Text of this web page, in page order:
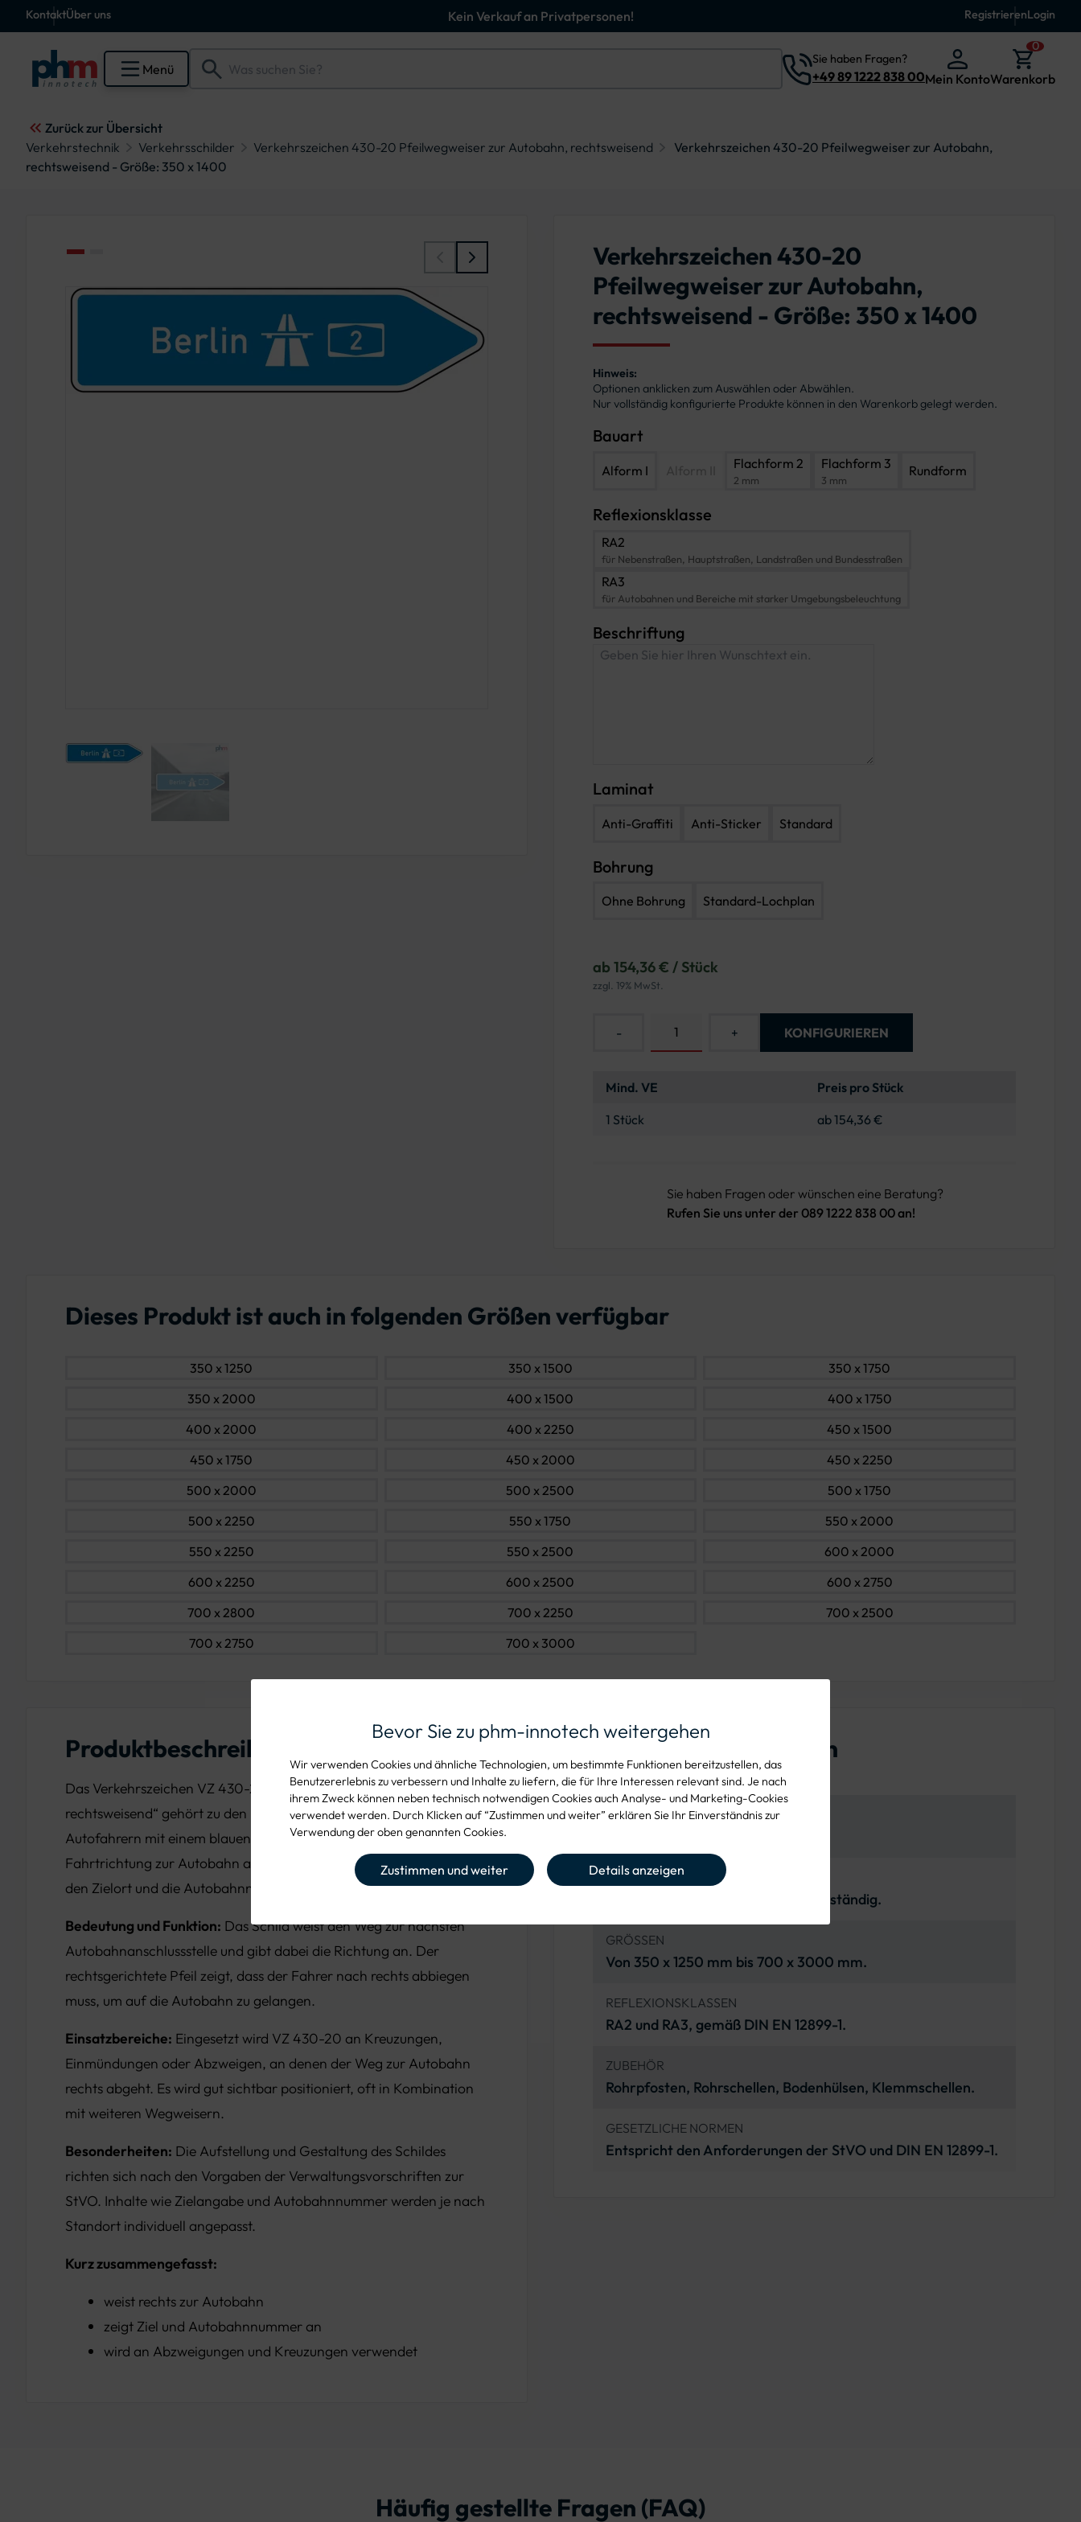
KontaktÜber uns Kein Verkauf an Privatpersonen! RegistrierenLogin
Menü
Sie haben Fragen?
+49 89 1222 838 00Mein Konto
0
Warenkorb
Zurück zur Übersicht
Verkehrstechnik
Verkehrsschilder Verkehrszeichen 430-20 Pfeilwegweiser zur Autobahn, rechtsweisend
Verkehrszeichen 430-20 Pfeilwegweiser zur Autobahn,
rechtsweisend - Größe: 350 x 1400
Bevor Sie zu phm-innotech weitergehen
Wir verwenden Cookies und ähnliche Technologien, um bestimmte Funktionen bereitzustellen, das
Benutzererlebnis zu verbessern und Inhalte zu liefern, die für Ihre Interessen relevant sind. Je nach
ihrem Zweck können neben technisch notwendigen Cookies auch Analyse- und Marketing-Cookies
verwendet werden. Durch Klicken auf “Zustimmen und weiter” erklären Sie Ihr Einverständnis zur
Verwendung der oben genannten Cookies.
Zustimmen und weiter Details anzeigen
Verkehrszeichen 430-20
Pfeilwegweiser zur Autobahn,
rechtsweisend - Größe: 350 x 1400
Hinweis:
Optionen anklicken zum Auswählen oder Abwählen.
Nur vollständig konfigurierte Produkte können in den Warenkorb gelegt werden.
Bauart
Alform I Flachform 2
2 mm
Flachform 3
3 mm
Rundform
Reflexionsklasse
RA2
für Nebenstraßen, Hauptstraßen, Landstraßen und Bundesstraßen
RA3
für Autobahnen und Bereiche mit starker Umgebungsbeleuchtung
Beschriftung
Laminat
Anti-Graffiti Anti-Sticker Standard
Bohrung
Ohne Bohrung Standard-Lochplan
ab 154,36 € / Stück
zzgl. 19% MwSt.
- + KONFIGURIEREN
Mind. VE
Preis pro Stück
1 Stück
ab 154,36 €
Sie haben Fragen oder wünschen eine Beratung?
Rufen Sie uns unter der 089 1222 838 00 an!
Dieses Produkt ist auch in folgenden Größen verfügbar
350 x 1250 350 x 1500
350 x 1750
350 x 2000
400 x 1500
400 x 1750
400 x 2000
400 x 2250
450 x 1500
450 x 1750
450 x 2000
450 x 2250
500 x 2000
500 x 2500
500 x 1750
500 x 2250
550 x 1750
550 x 2000
550 x 2250
550 x 2500
600 x 2000
600 x 2250
600 x 2500
600 x 2750
700 x 2800
700 x 2250
700 x 2500
700 x 2750
700 x 3000
Produktbeschreibung
Das Verkehrszeichen VZ 430-20 „Pfeilwegweiser zur Autobahn,
rechtsweisend“ gehört zu den Richtzeichen der StVO. Es zeigt
Autofahrern mit einem blauen Hintergrund und weißem Pfeil die
Fahrtrichtung zur Autobahn an. Typischerweise enthält es zusätzlich
den Zielort und die Autobahnnummer.
Bedeutung und Funktion: Das Schild weist den Weg zur nächsten
Autobahnanschlussstelle und gibt dabei die Richtung an. Der
rechtsgerichtete Pfeil zeigt, dass der Fahrer nach rechts abbiegen
muss, um auf die Autobahn zu gelangen.
Einsatzbereiche: Eingesetzt wird VZ 430-20 an Kreuzungen,
Einmündungen oder Abzweigen, an denen der Weg zur Autobahn
rechts abgeht. Es wird gut sichtbar positioniert, oft in Kombination
mit weiteren Wegweisern.
Besonderheiten: Die Aufstellung und Gestaltung des Schildes
richten sich nach den Vorgaben der Verwaltungsvorschriften zur
StVO. Inhalte wie Zielangabe und Autobahnnummer werden je nach
Standort individuell angepasst.
Kurz zusammengefasst:
weist rechts zur Autobahn
zeigt Ziel und Autobahnnummer an
wird an Abzweigungen und Kreuzungen verwendet
Produkteigenschaften
VZ-NUMMER
MATERIAL
Aluminium, leicht und korrosionsbeständig.
GRÖSSEN
Von 350 x 1250 mm bis 700 x 3000 mm.
REFLEXIONSKLASSEN
RA2 und RA3, gemäß DIN EN 12899-1.
ZUBEHÖR
Rohrpfosten, Rohrschellen, Bodenhülsen, Klemmschellen.
GESETZLICHE NORMEN
Entspricht den Anforderungen der StVO und DIN EN 12899-1.
Häufig gestellte Fragen (FAQ)